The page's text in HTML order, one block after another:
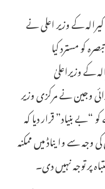
کیرالہ کے وزیر اعلی نے
کو مسترد کیا
کے وزیراعلیٰ
وجین نے مرکزی وزیر
بنیاد” قرار دیا کہ
سے وایناڈ میں ممکنہ
پر توجہ نہیں دی۔